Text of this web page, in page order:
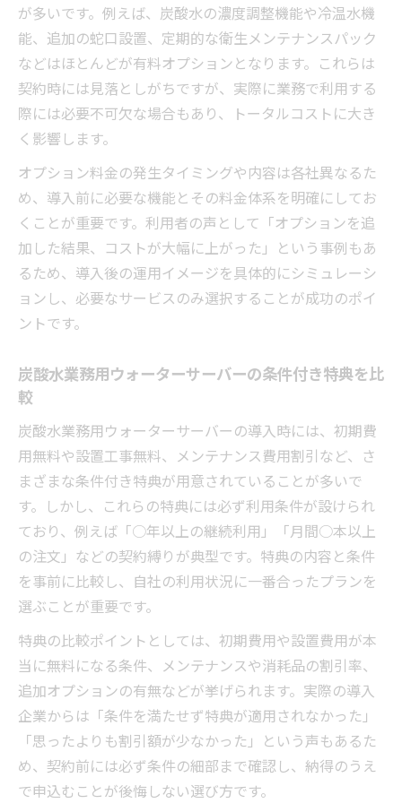
が多いです。例えば、炭酸水の濃度調整機能や冷温水機
能、追加の蛇口設置、定期的な衛生メンテナンスパック
などはほとんどが有料オプションとなります。これらは
契約時には見落としがちですが、実際に業務で利用する
際には必要不可欠な場合もあり、トータルコストに大き
く影響します。
オプション料金の発生タイミングや内容は各社異なるた
め、導入前に必要な機能とその料金体系を明確にしてお
くことが重要です。利用者の声として「オプションを追
加した結果、コストが大幅に上がった」という事例もあ
るため、導入後の運用イメージを具体的にシミュレーシ
ョンし、必要なサービスのみ選択することが成功のポイ
ントです。
炭酸水業務用ウォーターサーバーの条件付き特典を比
較
炭酸水業務用ウォーターサーバーの導入時には、初期費
用無料や設置工事無料、メンテナンス費用割引など、さ
まざまな条件付き特典が用意されていることが多いで
す。しかし、これらの特典には必ず利用条件が設けられ
ており、例えば「○年以上の継続利用」「月間○本以上
の注文」などの契約縛りが典型です。特典の内容と条件
を事前に比較し、自社の利用状況に一番合ったプランを
選ぶことが重要です。
特典の比較ポイントとしては、初期費用や設置費用が本
当に無料になる条件、メンテナンスや消耗品の割引率、
追加オプションの有無などが挙げられます。実際の導入
企業からは「条件を満たせず特典が適用されなかった」
「思ったよりも割引額が少なかった」という声もあるた
め、契約前には必ず条件の細部まで確認し、納得のうえ
で申込むことが後悔しない選び方です。